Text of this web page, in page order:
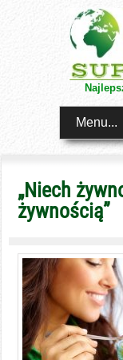
Menu...
„Niech
żywnością”